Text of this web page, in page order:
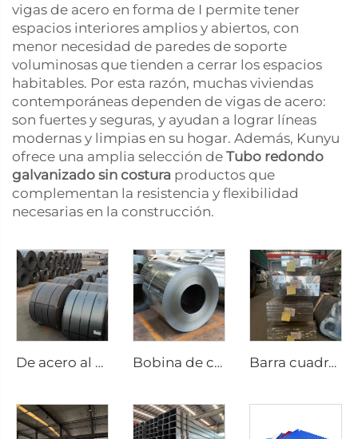
vigas de acero en forma de I permite tener
espacios interiores amplios y abiertos, con
menor necesidad de paredes de soporte
voluminosas que tienden a cerrar los espacios
habitables. Por esta razón, muchas viviendas
contemporáneas dependen de vigas de acero:
son fuertes y seguras, y ayudan a lograr líneas
modernas y limpias en su hogar. Además, Kunyu
ofrece una amplia selección de Tubo redondo
galvanizado sin costura productos que
complementan la resistencia y flexibilidad
necesarias en la construcción.
De acero al carbono laminado en caliente Bobina de chapa galvanizada rollo galvanizado Barra cuadrada de aluminio varilla de aluminio